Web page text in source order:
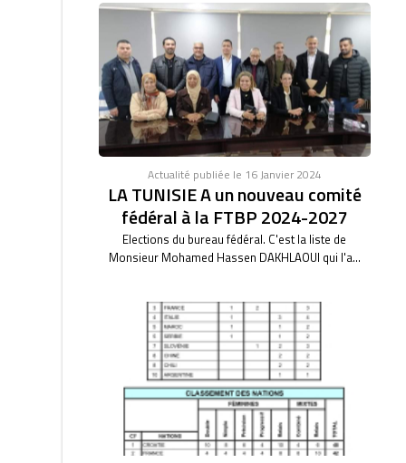
Actualité publiée le 16 Janvier 2024
LA TUNISIE A un nouveau comité
fédéral à la FTBP 2024-2027
Elections du bureau fédéral. C'est la liste de
Monsieur Mohamed Hassen DAKHLAOUI qui l'a...